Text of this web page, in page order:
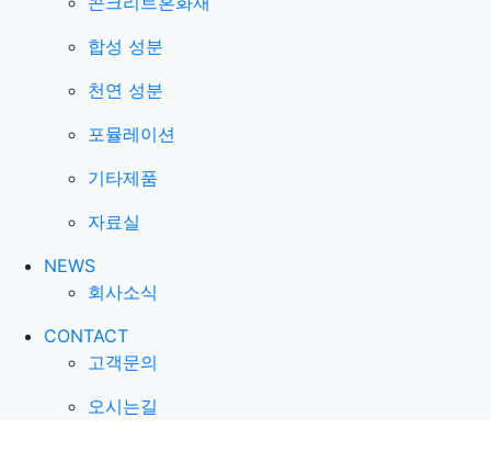
합성 성분
천연 성분
포뮬레이션
기타제품
자료실
NEWS
회사소식
CONTACT
고객문의
오시는길